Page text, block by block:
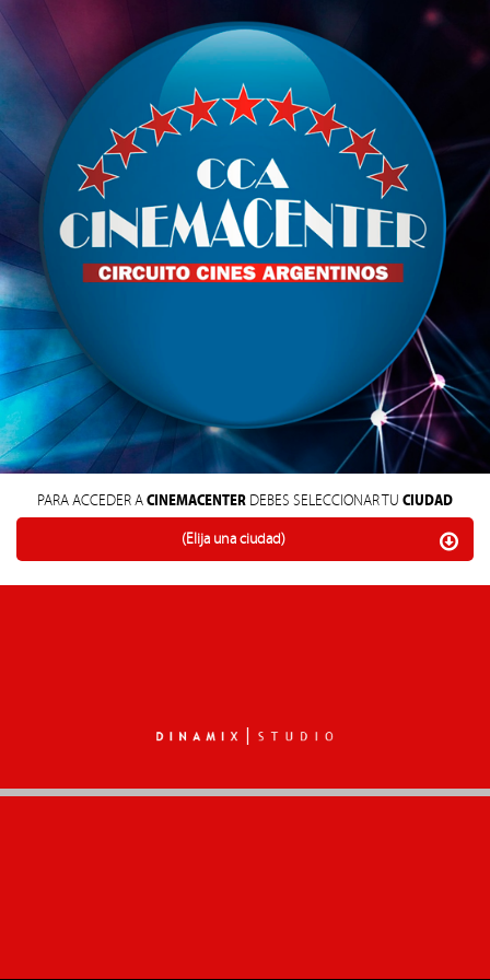
PARA ACCEDER ACINEMACENTER DEBES SELECCIONAR TU CIUDAD
(Elija una ciudad)